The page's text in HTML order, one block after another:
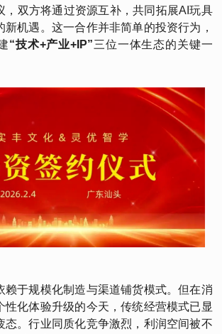
，双方将通过资源互补，共同拓展AI玩具
新机遇。这一合作并非简单的投资行为，
“技术+产业+IP”三位一体生态的关键一
赖于规模化制造与渠道铺货模式。但在消
性化体验升级的今天，传统经营模式已显
态。行业同质化竞争激烈，利润空间被不